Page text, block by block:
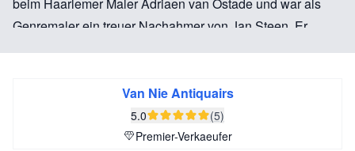
Genremaler ein treuer Nachahmer von Jan Steen. Er
möglicherweise Lehrmeister des friesischen Malers von
Seestücken, Wigerus Vitringa.
Van Nie Antiquairs
5.0
(5)
Premier-Verkaeufer